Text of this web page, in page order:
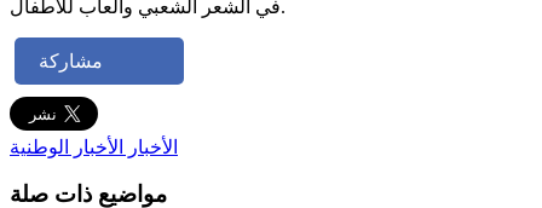
في الشعر الشعبي وألعاب للأطفال.
مشاركة
الأخبار الأخبار الوطنية
مواضيع ذات صلة